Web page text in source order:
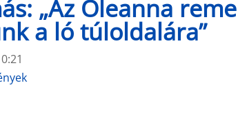
„Az Oleanna
a ló túloldalára”